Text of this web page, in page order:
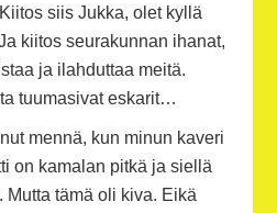
siis Jukka, olet kyllä
kiitos seurakunnan ihanat,
ja ilahduttaa meitä.
tuumasivat eskarit…
mennä, kun minun kaveri
on kamalan pitkä ja siellä
tämä oli kiva. Eikä